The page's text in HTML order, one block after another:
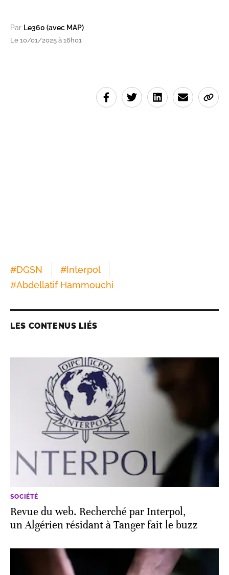
Par Le360 (avec MAP)
Le 10/01/2025 à 16h01
#DGSN #Interpol
#Abdellatif Hammouchi
LES CONTENUS LIÉS
SOCIÉTÉ
Revue du web. Recherché par Interpol,
un Algérien résidant à Tanger fait le buzz